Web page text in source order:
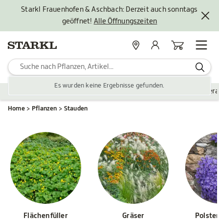
Starkl Frauenhofen & Aschbach: Derzeit auch sonntags
geöffnet! Alle Öffnungszeiten
Es wurden keine Ergebnisse gefunden.
StandorteMein KontoWarenkorb
Zubehör Gartengestaltung
Home Pflanzen Stauden
Flächenfüller Gräser